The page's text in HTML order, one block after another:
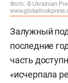
Фото: © Ukrainian
Залужный
последние
часть
«исчерпала